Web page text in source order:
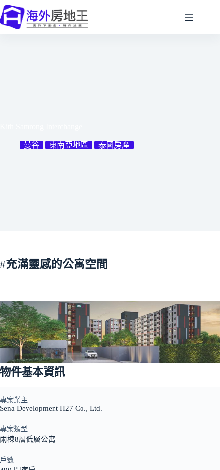
跳
至
曼谷 東南亞地區 泰國房產
#充滿靈感的公寓空間
物件基本資訊
專案業主
Sena Development H27 Co., Ltd.
專案類型
兩棟8層低層公寓
戶數